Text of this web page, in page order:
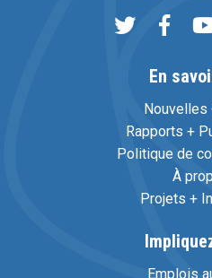
En
Rapports +
Politique de
À
Projets +
Emplois